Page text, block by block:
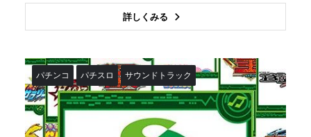
詳しくみる
パチンコ パチスロ サウンドトラック